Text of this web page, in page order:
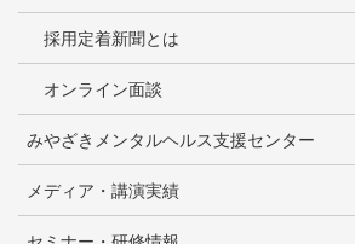
採用定着新聞とは
オンライン面談
みやざきメンタルヘルス支援センター
メディア・講演実績